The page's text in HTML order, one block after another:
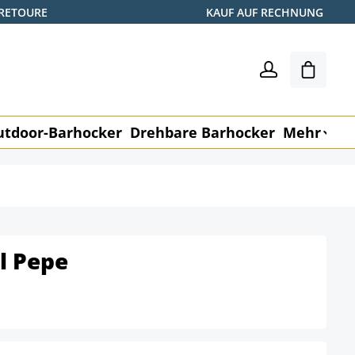
KAUF AUF RECHNUNG
Barhocker Drehbare Barhocker Mehr
Pepe